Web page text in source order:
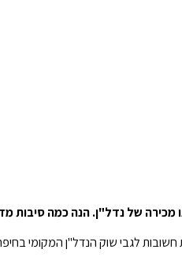
של נדל"ן. הנה כמה סיבות
חשובות לגבי שוק הנדל"ן המקומי